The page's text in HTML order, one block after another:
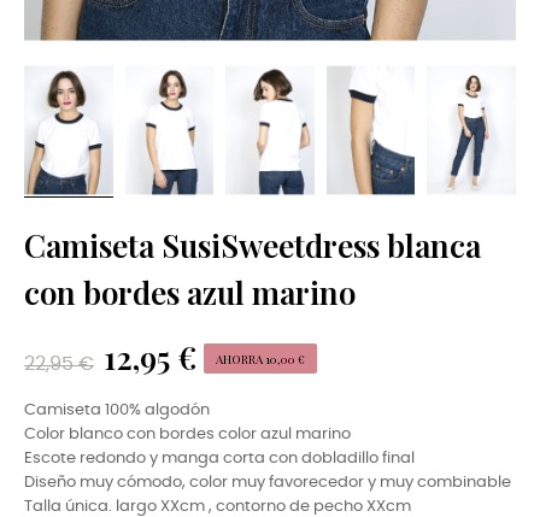
Camiseta SusiSweetdress blanca
con bordes azul marino
22,95 € 12,95 € AHORRA 10,00 €
Camiseta 100% algodón
Color blanco con bordes color azul marino
Escote redondo y manga corta con dobladillo final
Diseño muy cómodo, color muy favorecedor y muy combinable
Talla única. largo XXcm , contorno de pecho XXcm